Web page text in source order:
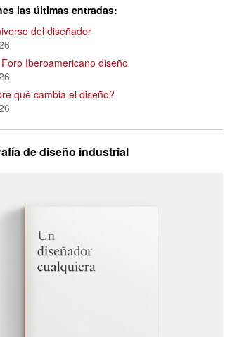
las últimas entradas:
del diseñador
Iberoamericano diseño
qué cambia el diseño?
de diseño industrial